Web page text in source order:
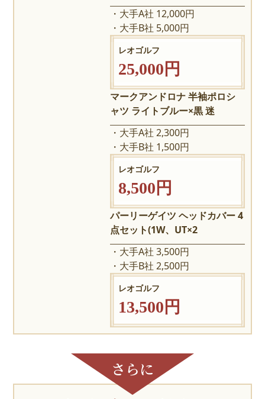
大手A社 12,000円
大手B社 5,000円
レオゴルフ
25,000円
マークアンドロナ 半袖ポロシ
ャツ ライトブルー×黒 迷
大手A社 2,300円
大手B社 1,500円
レオゴルフ
8,500円
パーリーゲイツ ヘッドカバー 4
点セット(1W、UT×2
大手A社 3,500円
大手B社 2,500円
レオゴルフ
13,500円